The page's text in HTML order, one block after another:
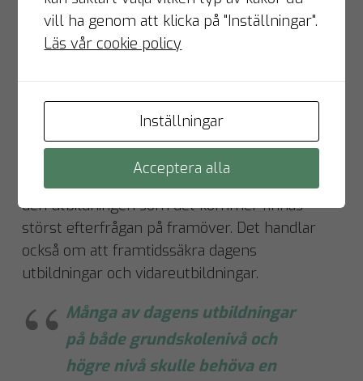
medarbetare och roller ute i arbetslivet i linje
med digitalisering och automatisering. Lika
mycket handlar det om att också
framtidssäkra morgondagens arbetsstyrka för
arbetsmarknaden.
Vi måste minska felmatchningen mellan
utbildning och arbetsmarknad. Och det handlar
inte bara om att få fler att välja och satsa på
den utbildningen som det kommer finnas
störst efterfrågan på framöver. Det handlar
också om att framtidssäkra dagens
utbildningar och vidareutbildningar.
Många av dagens utbildningar
på både grundskolenivå och
högre nivå skulle behöva en
vill ha genom att klicka på "Inställningar".
Läs vår cookie policy
Inställningar
Acceptera alla